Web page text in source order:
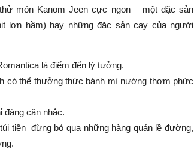
món Kanom Jeen cực ngon – một đặc sản
lợn hầm) hay những đặc sản cay của người
là điểm đến lý tưởng.
có thể thưởng thức bánh mì nướng thơm phức
đáng cân nhắc.
tiền đừng bỏ qua những hàng quán lề đường,